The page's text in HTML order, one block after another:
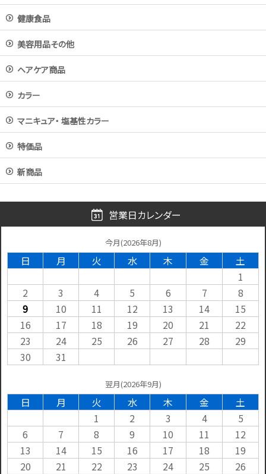
健康食品
美容用品その他
ヘアケア商品
カラー
マニキュア・ 塩基性カラー
特価品
新商品
営業日カレンダー
今月(2026年8月)
日 月 火 水 木 金
土
1
2
3 4 5 6 7
8
9
10 11 12 13 14
15
16
17 18 19 20 21
22
23
24 25 26 27 28
29
30
31
翌月(2026年9月)
日 月 火 水 木 金
土
1
2 3 4
5
6
7 8 9 10 11
12
13
14 15 16 17 18
19
20
21 22 23 24 25
26